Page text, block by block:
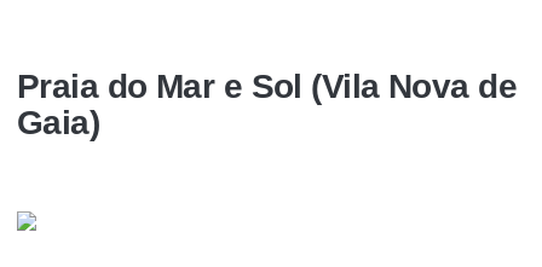
Praia do Mar e Sol (Vila Nova de
Gaia)